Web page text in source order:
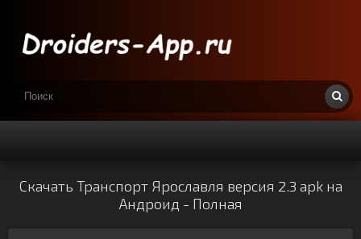
Скачать Транспорт Ярославля версия 2.3 apk на
Андроид - Полная